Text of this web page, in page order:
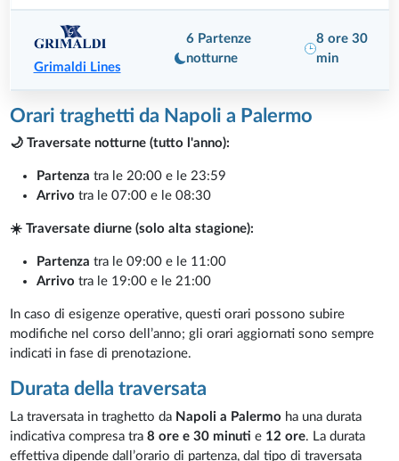
Grimaldi Lines
6 Partenze
notturne
8 ore 30
min
Orari traghetti da Napoli a Palermo
🌙 Traversate notturne (tutto l'anno):
Partenza tra le 20:00 e le 23:59
Arrivo tra le 07:00 e le 08:30
☀️ Traversate diurne (solo alta stagione):
Partenza tra le 09:00 e le 11:00
Arrivo tra le 19:00 e le 21:00
In caso di esigenze operative, questi orari possono subire
modifiche nel corso dell’anno; gli orari aggiornati sono sempre
indicati in fase di prenotazione.
Durata della traversata
La traversata in traghetto da Napoli a Palermo ha una durata
indicativa compresa tra8 ore e 30 minuti e 12 ore. La durata
effettiva dipende dall’orario di partenza, dal tipo di traversata